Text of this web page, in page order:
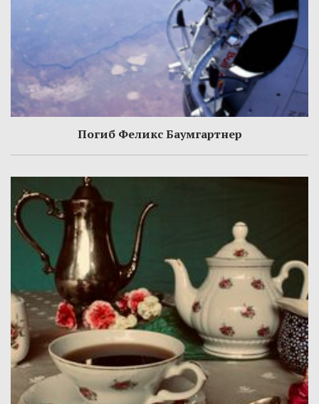
Погиб Феликс Баумгартнер